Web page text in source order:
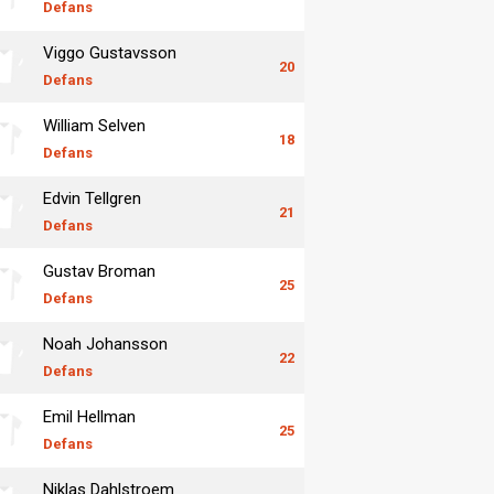
Defans
Viggo Gustavsson
Defans
20
William Selven
Defans
18
Edvin Tellgren
Defans
21
Gustav Broman
Defans
25
Noah Johansson
Defans
22
Emil Hellman
Defans
25
Niklas Dahlstroem